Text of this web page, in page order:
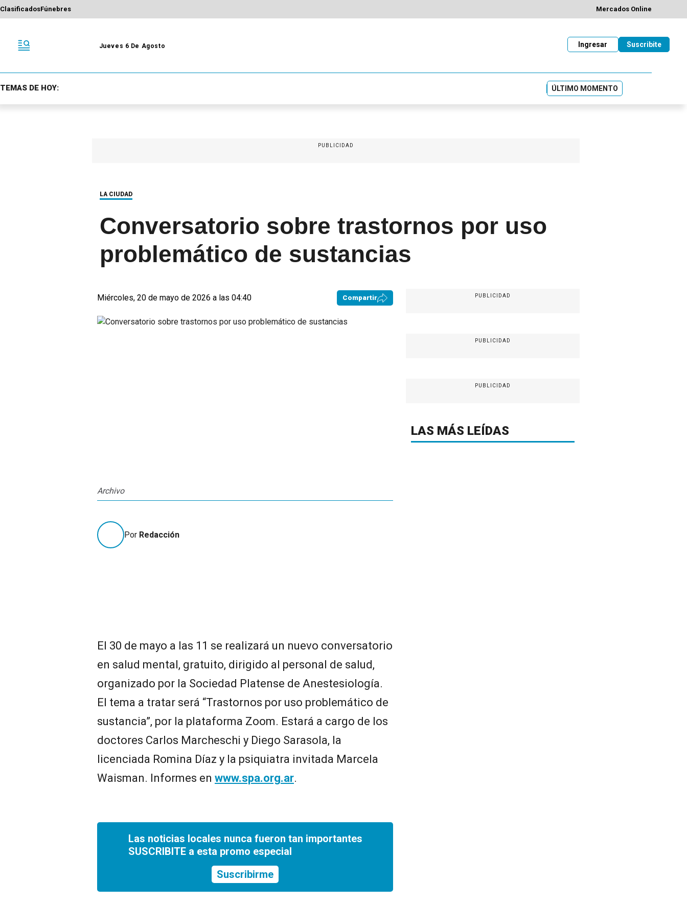
ClasificadosFúnebres Mercados Online
Jueves 6 De Agosto Suscribite
Ingresar
TEMAS DE HOY: ÚLTIMO MOMENTO
PUBLICIDAD
LA CIUDAD
Conversatorio sobre trastornos por uso
problemático de sustancias
Miércoles, 20 de mayo de 2026 a las 04:40 Compartir
Archivo
Por Redacción
El 30 de mayo a las 11 se realizará un nuevo conversatorio
en salud mental, gratuito, dirigido al personal de salud,
organizado por la Sociedad Platense de Anestesiología.
El tema a tratar será “Trastornos por uso problemático de
sustancia”, por la plataforma Zoom. Estará a cargo de los
doctores Carlos Marcheschi y Diego Sarasola, la
licenciada Romina Díaz y la psiquiatra invitada Marcela
Waisman. Informes en www.spa.org.ar.
Las noticias locales nunca fueron tan importantes
SUSCRIBITE a esta promo especial
Suscribirme
PUBLICIDAD
PUBLICIDAD
PUBLICIDAD
LAS MÁS LEÍDAS